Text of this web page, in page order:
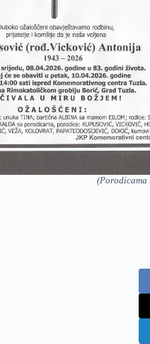
(Porodicama